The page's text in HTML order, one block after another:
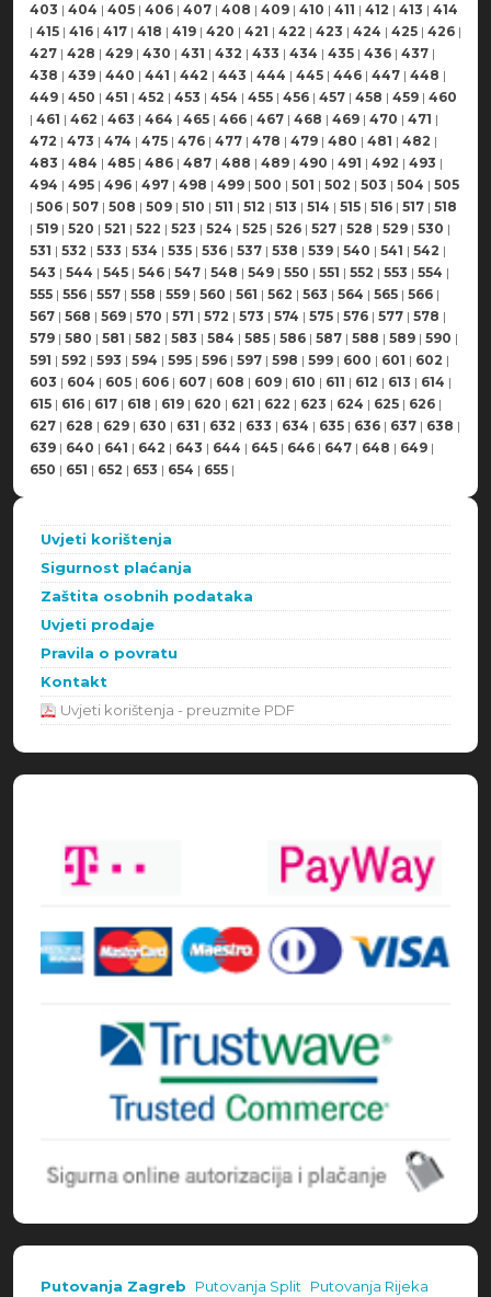
403 | 404 | 405 | 406 | 407 | 408 | 409 | 410 | 411 | 412 | 413 | 414
| 415 | 416 | 417 | 418 | 419 | 420 | 421 | 422 | 423 | 424 | 425 | 426 |
427 | 428 | 429 | 430 | 431 | 432 | 433 | 434 | 435 | 436 | 437 |
438 | 439 | 440 | 441 | 442 | 443 | 444 | 445 | 446 | 447 | 448 |
449 | 450 | 451 | 452 | 453 | 454 | 455 | 456 | 457 | 458 | 459 | 460
| 461 | 462 | 463 | 464 | 465 | 466 | 467 | 468 | 469 | 470 | 471 |
472 | 473 | 474 | 475 | 476 | 477 | 478 | 479 | 480 | 481 | 482 |
483 | 484 | 485 | 486 | 487 | 488 | 489 | 490 | 491 | 492 | 493 |
494 | 495 | 496 | 497 | 498 | 499 | 500 | 501 | 502 | 503 | 504 | 505
| 506 | 507 | 508 | 509 | 510 | 511 | 512 | 513 | 514 | 515 | 516 | 517 | 518
| 519 | 520 | 521 | 522 | 523 | 524 | 525 | 526 | 527 | 528 | 529 | 530 |
531 | 532 | 533 | 534 | 535 | 536 | 537 | 538 | 539 | 540 | 541 | 542 |
543 | 544 | 545 | 546 | 547 | 548 | 549 | 550 | 551 | 552 | 553 | 554 |
555 | 556 | 557 | 558 | 559 | 560 | 561 | 562 | 563 | 564 | 565 | 566 |
567 | 568 | 569 | 570 | 571 | 572 | 573 | 574 | 575 | 576 | 577 | 578 |
579 | 580 | 581 | 582 | 583 | 584 | 585 | 586 | 587 | 588 | 589 | 590 |
591 | 592 | 593 | 594 | 595 | 596 | 597 | 598 | 599 | 600 | 601 | 602 |
603 | 604 | 605 | 606 | 607 | 608 | 609 | 610 | 611 | 612 | 613 | 614 |
615 | 616 | 617 | 618 | 619 | 620 | 621 | 622 | 623 | 624 | 625 | 626 |
627 | 628 | 629 | 630 | 631 | 632 | 633 | 634 | 635 | 636 | 637 | 638 |
639 | 640 | 641 | 642 | 643 | 644 | 645 | 646 | 647 | 648 | 649 |
650 | 651 | 652 | 653 | 654 | 655 |
Uvjeti korištenja
Sigurnost plaćanja
Zaštita osobnih podataka
Uvjeti prodaje
Pravila o povratu
Kontakt
Uvjeti korištenja - preuzmite PDF
Putovanja Zagreb Putovanja Split Putovanja Rijeka